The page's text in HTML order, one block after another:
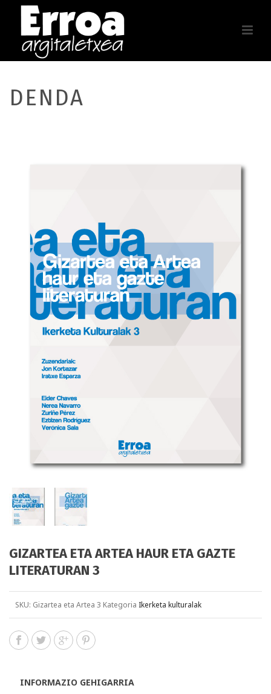
DENDA
GIZARTEA ETA ARTEA HAUR ETA GAZTE
LITERATURAN 3
SKU: Gizartea eta Artea 3 Kategoria Ikerketa kulturalak
INFORMAZIO GEHIGARRIA